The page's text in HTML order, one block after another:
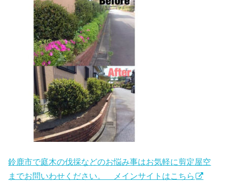
鈴鹿市で庭木の伐採などのお悩み事はお気軽に剪定屋空
までお問いわせください。 メインサイトはこちら